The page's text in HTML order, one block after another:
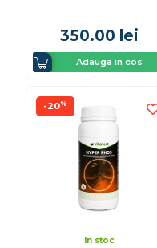
350.00 lei
Adauga in cos
-20%
In stoc